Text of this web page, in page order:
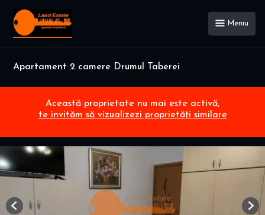
Meniu
Apartament 2 camere Drumul Taberei
Această proprietate nu mai este activă,
te invităm să vizualizezi proprietăți similare
Previous